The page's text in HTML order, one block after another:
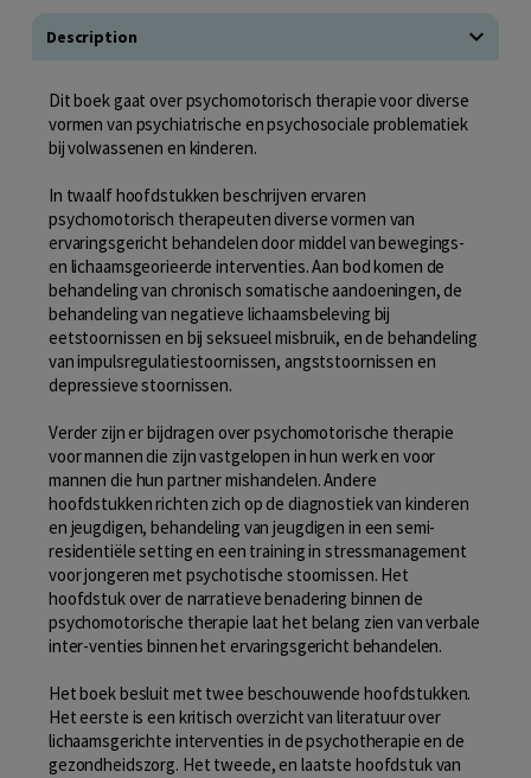
Description
Dit boek gaat over psychomotorisch therapie voor diverse
vormen van psychiatrische en psychosociale problematiek
bij volwassenen en kinderen.
In twaalf hoofdstukken beschrijven ervaren
psychomotorisch therapeuten diverse vormen van
ervaringsgericht behandelen door middel van bewegings-
en lichaamsgeorieerde interventies. Aan bod komen de
behandeling van chronisch somatische aandoeningen, de
behandeling van negatieve lichaamsbeleving bij
eetstoornissen en bij seksueel misbruik, en de behandeling
van impulsregulatiestoornissen, angststoornissen en
depressieve stoornissen.
Verder zijn er bijdragen over psychomotorische therapie
voor mannen die zijn vastgelopen in hun werk en voor
mannen die hun partner mishandelen. Andere
hoofdstukken richten zich op de diagnostiek van kinderen
en jeugdigen, behandeling van jeugdigen in een semi-
residentiële setting en een training in stressmanagement
voor jongeren met psychotische stoornissen. Het
hoofdstuk over de narratieve benadering binnen de
psychomotorische therapie laat het belang zien van verbale
inter-venties binnen het ervaringsgericht behandelen.
Het boek besluit met twee beschouwende hoofdstukken.
Het eerste is een kritisch overzicht van literatuur over
lichaamsgerichte interventies in de psychotherapie en de
gezondheidszorg. Het tweede, en laatste hoofdstuk van